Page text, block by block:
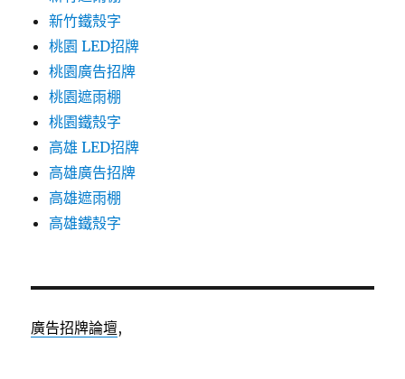
新竹鐵殼字
桃園 LED招牌
桃園廣告招牌
桃園遮雨棚
桃園鐵殼字
高雄 LED招牌
高雄廣告招牌
高雄遮雨棚
高雄鐵殼字
廣告招牌論壇,